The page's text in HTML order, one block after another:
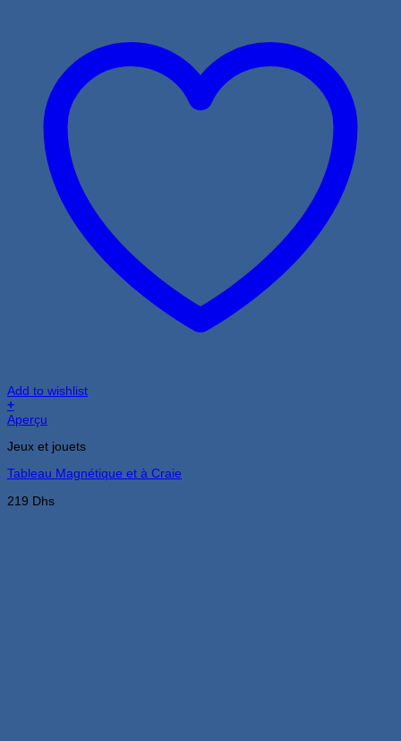
Add to wishlist
+
Aperçu
Jeux et jouets
Tableau Magnétique et à Craie
219 Dhs